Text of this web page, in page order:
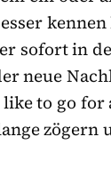
kennen
sofort in
neue
to go
zögern